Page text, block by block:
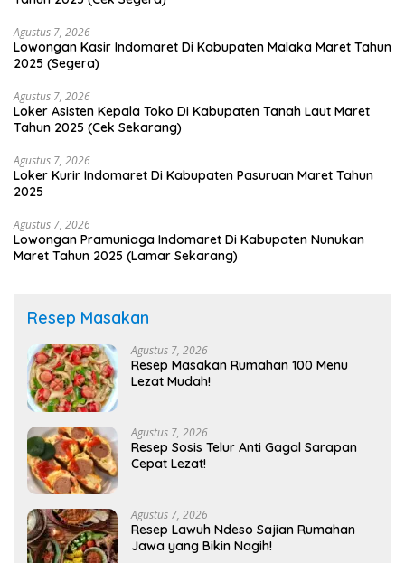
Agustus 7, 2026
Lowongan Kasir Indomaret Di Kabupaten Malaka Maret Tahun
2025 (Segera)
Agustus 7, 2026
Loker Asisten Kepala Toko Di Kabupaten Tanah Laut Maret
Tahun 2025 (Cek Sekarang)
Agustus 7, 2026
Loker Kurir Indomaret Di Kabupaten Pasuruan Maret Tahun
2025
Agustus 7, 2026
Lowongan Pramuniaga Indomaret Di Kabupaten Nunukan
Maret Tahun 2025 (Lamar Sekarang)
Resep Masakan
Agustus 7, 2026
Resep Masakan Rumahan 100 Menu
Lezat Mudah!
Agustus 7, 2026
Resep Sosis Telur Anti Gagal Sarapan
Cepat Lezat!
Agustus 7, 2026
Resep Lawuh Ndeso Sajian Rumahan
Jawa yang Bikin Nagih!